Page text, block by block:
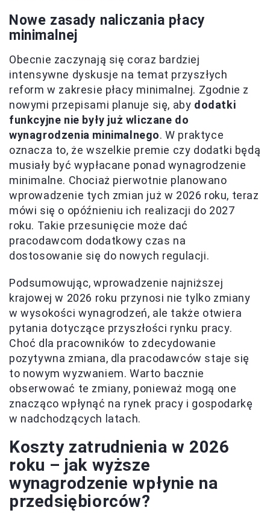
Nowe zasady naliczania płacy
minimalnej
Obecnie zaczynają się coraz bardziej
intensywne dyskusje na temat przyszłych
reform w zakresie płacy minimalnej. Zgodnie z
nowymi przepisami planuje się, aby dodatki
funkcyjne nie były już wliczane do
wynagrodzenia minimalnego. W praktyce
oznacza to, że wszelkie premie czy dodatki będą
musiały być wypłacane ponad wynagrodzenie
minimalne. Chociaż pierwotnie planowano
wprowadzenie tych zmian już w 2026 roku, teraz
mówi się o opóźnieniu ich realizacji do 2027
roku. Takie przesunięcie może dać
pracodawcom dodatkowy czas na
dostosowanie się do nowych regulacji.
Podsumowując, wprowadzenie najniższej
krajowej w 2026 roku przynosi nie tylko zmiany
w wysokości wynagrodzeń, ale także otwiera
pytania dotyczące przyszłości rynku pracy.
Choć dla pracowników to zdecydowanie
pozytywna zmiana, dla pracodawców staje się
to nowym wyzwaniem. Warto bacznie
obserwować te zmiany, ponieważ mogą one
znacząco wpłynąć na rynek pracy i gospodarkę
w nadchodzących latach.
Koszty zatrudnienia w 2026
roku – jak wyższe
wynagrodzenie wpłynie na
przedsiębiorców?